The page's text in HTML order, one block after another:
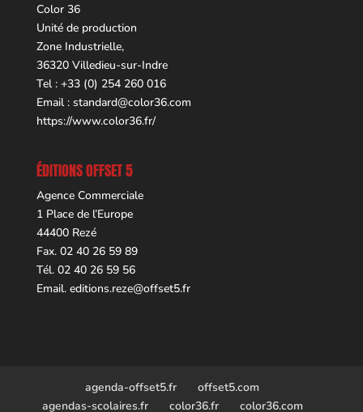
Color 36
Unité de production
Zone Industrielle,
36320 Villedieu-sur-Indre
Tel : +33 (0) 254 260 016
Email : standard@color36.com
https://www.color36.fr/
ÉDITIONS OFFSET 5
Agence Commerciale
1 Place de l’Europe
44400 Rezé
Fax. 02 40 26 59 89
Tél. 02 40 26 59 56
Email. editions.reze@offset5.fr
agenda-offset5.fr
offset5.com
agendas-scolaires.fr
color36.fr color36.com